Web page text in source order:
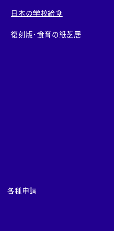
日本の学校給食
復刻版･食育の紙芝居
各種申請